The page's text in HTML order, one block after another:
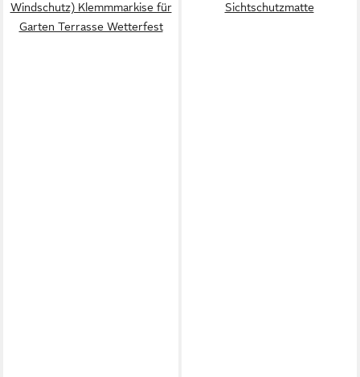
Windschutz) Klemmmarkise für
Garten Terrasse Wetterfest
Sichtschutzmatte